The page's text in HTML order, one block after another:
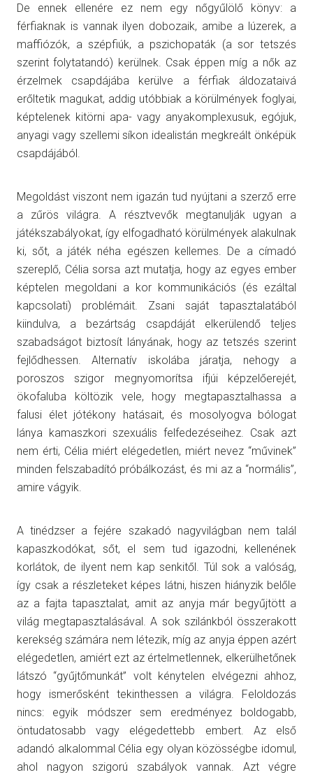
De ennek ellenére ez nem egy nőgyűlölő könyv: a
férfiaknak is vannak ilyen dobozaik, amibe a lúzerek, a
maffiózók, a szépfiúk, a pszichopaták (a sor tetszés
szerint folytatandó) kerülnek. Csak éppen míg a nők az
érzelmek csapdájába kerülve a férfiak áldozataivá
erőltetik magukat, addig utóbbiak a körülmények foglyai,
képtelenek kitörni apa- vagy anyakomplexusuk, egójuk,
anyagi vagy szellemi síkon idealistán megkreált önképük
csapdájából.
Megoldást viszont nem igazán tud nyújtani a szerző erre
a zűrös világra. A résztvevők megtanulják ugyan a
játékszabályokat, így elfogadható körülmények alakulnak
ki, sőt, a játék néha egészen kellemes. De a címadó
szereplő, Célia sorsa azt mutatja, hogy az egyes ember
képtelen megoldani a kor kommunikációs (és ezáltal
kapcsolati) problémáit. Zsani saját tapasztalatából
kiindulva, a bezártság csapdáját elkerülendő teljes
szabadságot biztosít lányának, hogy az tetszés szerint
fejlődhessen. Alternatív iskolába járatja, nehogy a
poroszos szigor megnyomorítsa ifjúi képzelőerejét,
ökofaluba költözik vele, hogy megtapasztalhassa a
falusi élet jótékony hatásait, és mosolyogva bólogat
lánya kamaszkori szexuális felfedezéseihez. Csak azt
nem érti, Célia miért elégedetlen, miért nevez “művinek”
minden felszabadító próbálkozást, és mi az a “normális”,
amire vágyik.
A tinédzser a fejére szakadó nagyvilágban nem talál
kapaszkodókat, sőt, el sem tud igazodni, kellenének
korlátok, de ilyent nem kap senkitől. Túl sok a valóság,
így csak a részleteket képes látni, hiszen hiányzik belőle
az a fajta tapasztalat, amit az anyja már begyűjtött a
világ megtapasztalásával. A sok szilánkból összerakott
kerekség számára nem létezik, míg az anyja éppen azért
elégedetlen, amiért ezt az értelmetlennek, elkerülhetőnek
látszó “gyűjtőmunkát” volt kénytelen elvégezni ahhoz,
hogy ismerősként tekinthessen a világra. Feloldozás
nincs: egyik módszer sem eredményez boldogabb,
öntudatosabb vagy elégedettebb embert. Az első
adandó alkalommal Célia egy olyan közösségbe idomul,
ahol nagyon szigorú szabályok vannak. Azt végre